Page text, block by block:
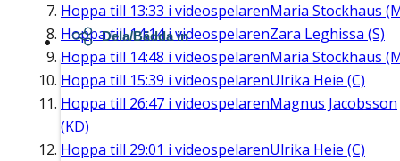
Hoppa till 13:33 i videospelarenMaria Stockhaus
Hoppa till14:14i videospelarenZara Leghissa (S)
Hoppa till 14:48 i videospelarenMaria Stockhaus
Hoppa till 15:39 i videospelarenUlrika Heie (C)
Hoppa till 26:47 i videospelarenMagnus Jacobsson
(KD)
Hoppa till 29:01 i videospelarenUlrika Heie (C)
Dela/Bädda in